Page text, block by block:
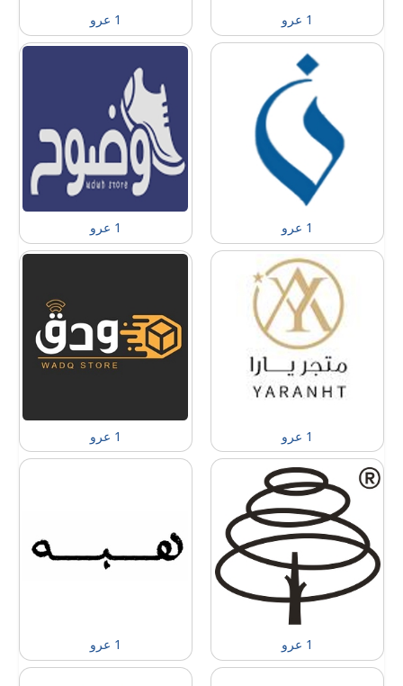
1 عرو 1 عرو
1 عرو 1 عرو
1 عرو 1 عرو
1 عرو 1 عرو